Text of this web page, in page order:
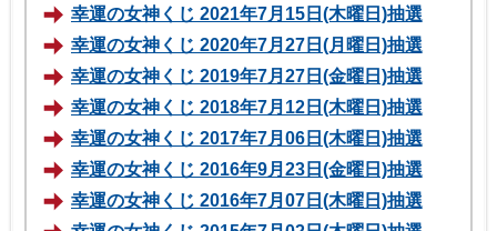
幸運の女神くじ 2021年7月15日(木曜日)抽選
幸運の女神くじ 2020年7月27日(月曜日)抽選
幸運の女神くじ 2019年7月27日(金曜日)抽選
幸運の女神くじ 2018年7月12日(木曜日)抽選
幸運の女神くじ 2017年7月06日(木曜日)抽選
幸運の女神くじ 2016年9月23日(金曜日)抽選
幸運の女神くじ 2016年7月07日(木曜日)抽選